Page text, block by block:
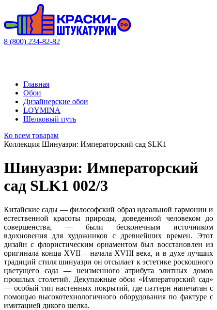
8 (800) 234-82-82
Главная
Обои
Дизайнерские обои
LOYMINA
Шелковый путь
Ко всем товарам
Коллекция Шинуазри: Императорский сад SLK1
Шинуазри: Императорский
сад SLK1 002/3
Китайские сады — философский образ идеальной гармонии и
естественной красоты природы, доведенной человеком до
совершенства, — были бесконечным источником
вдохновения для художников с древнейших времен. Этот
дизайн с флористическим орнаментом был восстановлен из
оригинала конца XVII – начала XVIII века, и в духе лучших
традиций стиля шинуазри он отсылает к эстетике роскошного
цветущего сада — неизменного атрибута элитных домов
прошлых столетий. Декупажные обои «Императорский сад»
— особый тип настенных покрытий, где паттерн напечатан с
помощью высокотехнологичного оборудования по фактуре с
имитацией дикого шелка.